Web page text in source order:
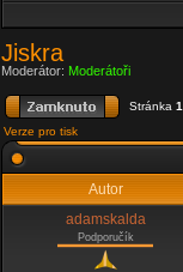
Jiskra
Moderátor: Moderátoři
Stránka 1
Verze pro tisk
Autor
adamskalda
Podporučík